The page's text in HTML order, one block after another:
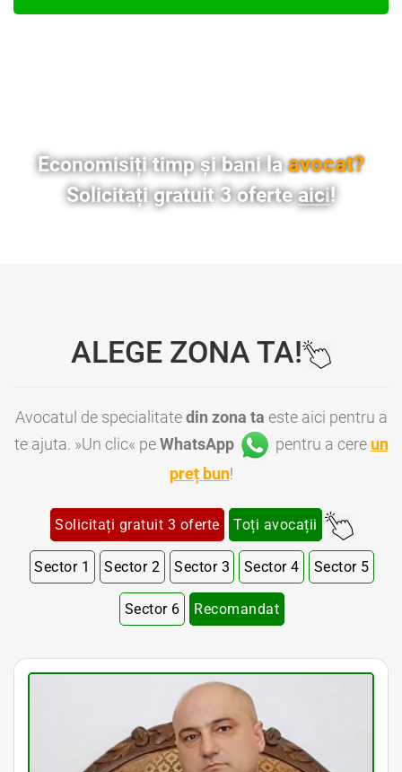
Economisiți timp și bani laavocat?
Solicitați gratuit 3 oferteaici!
ALEGE ZONA TA!
Avocatul de specialitatedin zona ta este aici pentru a
te ajuta. »Un clic« peWhatsApp pentru a cere un
preț bun!
Solicitați gratuit 3 oferte Toți avocații
Sector 1 Sector 2 Sector 3 Sector 4 Sector 5
Sector 6 Recomandat
Bucuresti • cabinet avocatura sector 5 Bucuresti • cabinet avocatura sector 6 Bucuresti